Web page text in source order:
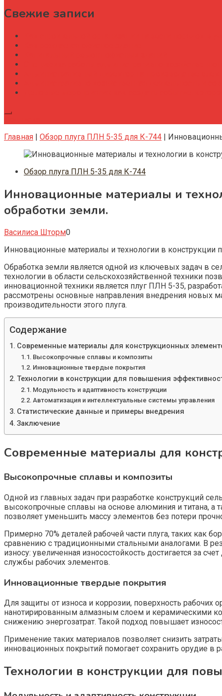
Свежие записи
Главная | Обзор плуга ПЛН 5-35 для К-744 |
Обзор плуга ПЛН 5-35 для К-744
Инновационные материалы и
обработки земли.
Василиса Шторм0
Инновационные материалы и технологии в
Обработка земли является одной из ключевых задач в
технологии в области сельскохозяйственной техники
инновационной техники является плуг ПЛН 5-35,
рассмотрены основные направления внедрения новых
производительности этого плуга.
Содержание
Современные материалы для конструкционных
Высокопрочные сплавы и композиты
Инновационные твердые покрытия
Технологии в конструкции для повышения
Модульность и адаптивность конструкции
Автоматизация и интеллектуальные системы управления
Статистические данные и примеры внедрения
Заключение
Современные материалы для
Высокопрочные сплавы и композиты
Одной из главных задач при разработке конструкций
высокопрочные сплавы на основе алюминия и титана, а
позволяет уменьшить массу элементов без потери
Примерно 70% деталей рабочей части плуга, таких как
сравнению с традиционными стальными аналогами. В
износу: увеличенная износостойкость достигается за
службы рабочих элементов.
Инновационные твердые покрытия
Для защиты от износа и коррозии, поверхность
нанотирированным алмазным слоем и керамическими
снижению энергозатрат. Такой подход повышает
Применение таких материалов позволяет снизить
инновационных покрытий помогает сохранить орудие в
Технологии в конструкции для